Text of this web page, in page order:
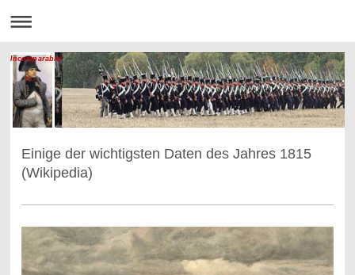
Incomparable!
Einige der wichtigsten Daten des Jahres 1815
(Wikipedia)